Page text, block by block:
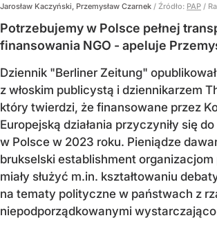
Jarosław Kaczyński, Przemysław Czarnek / Źródło: PAP /
Potrzebujemy w Polsce pełnej
finansowania NGO - apeluje
Dziennik "Berliner Zeitung"
z włoskim publicystą i dziennikarzem
który twierdzi, że finansowane przez
Europejską działania przyczyniły się
w Polsce w 2023 roku. Pieniądze
brukselski establishment
miały służyć m.in. kształtowaniu
na tematy polityczne w państwach z
niepodporządkowanymi